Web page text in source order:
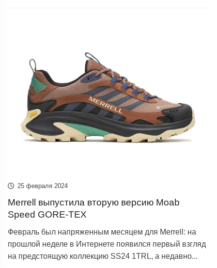
25 февраля 2024
Merrell выпустила вторую версию Moab
Speed GORE-TEX
Февраль был напряженным месяцем для Merrell: на
прошлой неделе в Интернете появился первый взгляд
на предстоящую коллекцию SS24 1TRL, а недавно...